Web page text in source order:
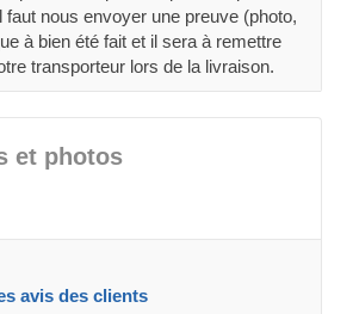
faut nous envoyer une preuve (photo,
à bien été fait et il sera à remettre
transporteur lors de la livraison.
et photos
avis des clients